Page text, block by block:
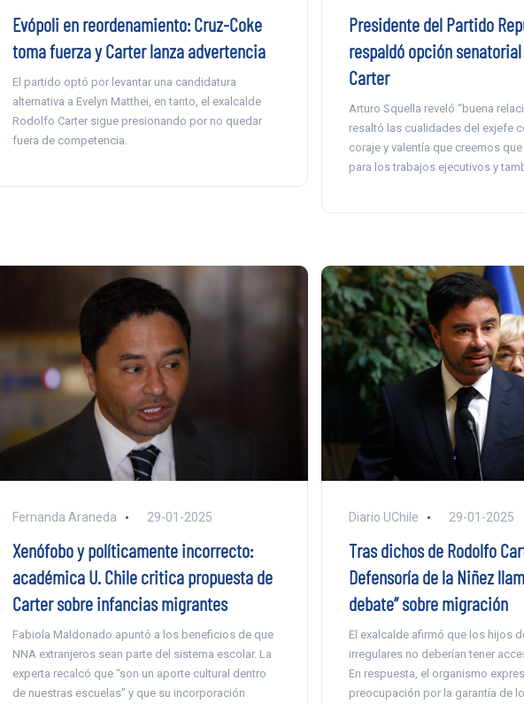
Evópoli en reordenamiento: Cruz-Coke
toma fuerza y Carter lanza advertencia
El partido optó por levantar una candidatura
alternativa a Evelyn Matthei, en tanto, el exalcalde
Rodolfo Carter sigue presionando por no quedar
fuera de competencia.
Presidente del Partido
respaldó opción
Carter
Arturo Squella reveló “buena
resaltó las cualidades del exjefe
coraje y valentía que creemos
para los trabajos ejecutivos y
Fernanda Araneda 29-01-2025
Xenófobo y políticamente incorrecto:
académica U. Chile critica propuesta de
Carter sobre infancias migrantes
Fabiola Maldonado apuntó a los beneficios de que
NNA extranjeros sean parte del sistema escolar. La
experta recalcó que “son un aporte cultural dentro
de nuestras escuelas” y que su incorporación
Diario UChile 29-01-2025
Tras dichos de Rodolfo
Defensoría de la Niñez
debate” sobre migración
El exalcalde afirmó que los hijos
irregulares no deberían tener
En respuesta, el organismo
preocupación por la garantía de